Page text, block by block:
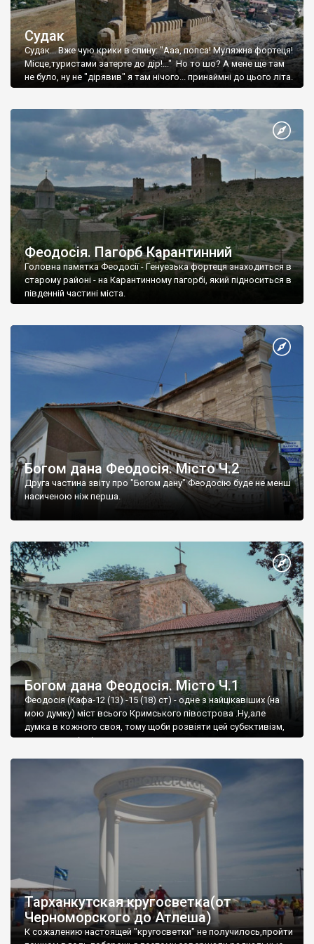
Судак
Судак... Вже чую крики в спину: "Ааа, попса! Муляжна фортеця!
Місце,туристами затерте до дір!..." Но то шо? А мене ще там
не було, ну не "дірявив" я там нічого... принаймні до цього літа.
Феодосія. Пагорб Карантинний
Головна памятка Феодосії - Генуезька фортеця знаходиться в
старому районі - на Карантинному пагорбі, який підноситься в
південній частині міста.
Богом дана Феодосія. Місто Ч.2
Друга частина звіту про "Богом дану" Феодосію буде не менш
насиченою ніж перша.
Богом дана Феодосія. Місто Ч.1
Феодосія (Кафа-12 (13) -15 (18) ст) - одне з найцікавіших (на
мою думку) міст всього Кримського півострова .Ну,але
думка в кожного своя, тому щоби розвіяти цей субєктивізм,
запрошую відвідати це
Тарханкутская кругосветка(от
Черноморского до Атлеша)
К сожалению настоящей "кругосветки" не получилось,пройти